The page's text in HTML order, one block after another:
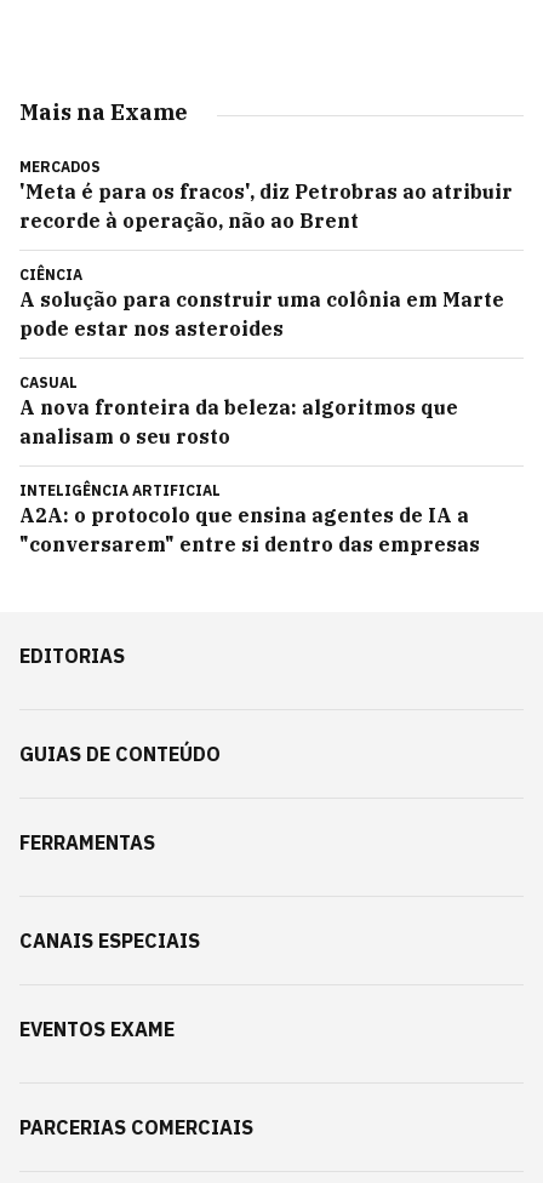
Mais na Exame
MERCADOS
'Meta é para os fracos', diz Petrobras ao atribuir
recorde à operação, não ao Brent
CIÊNCIA
A solução para construir uma colônia em Marte
pode estar nos asteroides
CASUAL
A nova fronteira da beleza: algoritmos que
analisam o seu rosto
INTELIGÊNCIA ARTIFICIAL
A2A: o protocolo que ensina agentes de IA a
"conversarem" entre si dentro das empresas
EDITORIAS
GUIAS DE CONTEÚDO
FERRAMENTAS
CANAIS ESPECIAIS
EVENTOS EXAME
PARCERIAS COMERCIAIS